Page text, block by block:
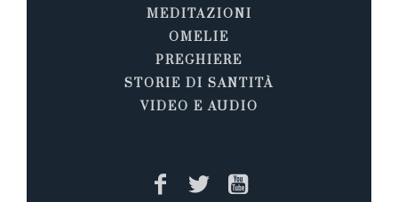
MEDITAZIONI
OMELIE
PREGHIERE
STORIE DI SANTITÀ
VIDEO E AUDIO